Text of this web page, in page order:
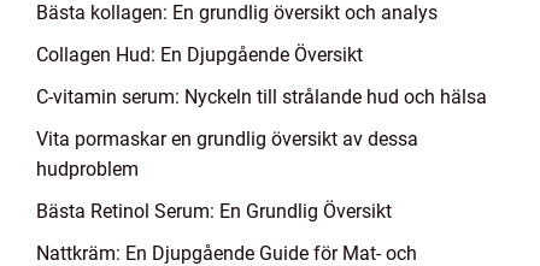
Bästa kollagen: En grundlig översikt och analys
Collagen Hud: En Djupgående Översikt
C-vitamin serum: Nyckeln till strålande hud och hälsa
Vita pormaskar en grundlig översikt av dessa
hudproblem
Bästa Retinol Serum: En Grundlig Översikt
Nattkräm: En Djupgående Guide för Mat- och